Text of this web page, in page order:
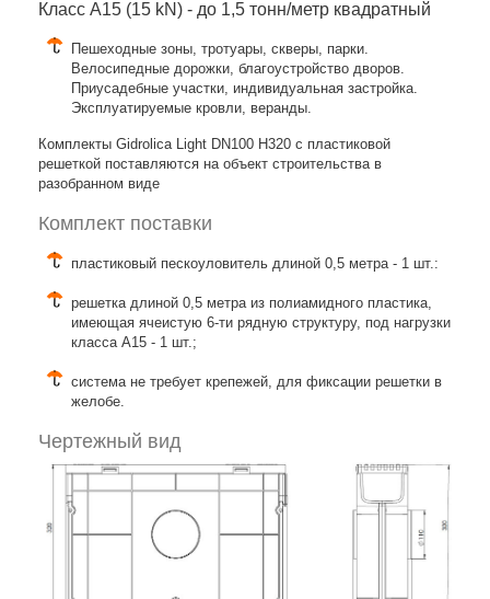
Класс A15 (15 kN) - до 1,5 тонн/метр квадратный
Пешеходные зоны, тротуары, скверы, парки.
Велосипедные дорожки, благоустройство дворов.
Приусадебные участки, индивидуальная застройка.
Эксплуатируемые кровли, веранды.
Комплекты Gidrolica Light DN100 H320 с пластиковой
решеткой поставляются на объект строительства в
разобранном виде
Комплект поставки
пластиковый пескоуловитель длиной 0,5 метра - 1 шт.:
решетка длиной 0,5 метра из полиамидного пластика,
имеющая ячеистую 6-ти рядную структуру, под нагрузки
класса A15 - 1 шт.;
система не требует крепежей, для фиксации решетки в
желобе.
Чертежный вид